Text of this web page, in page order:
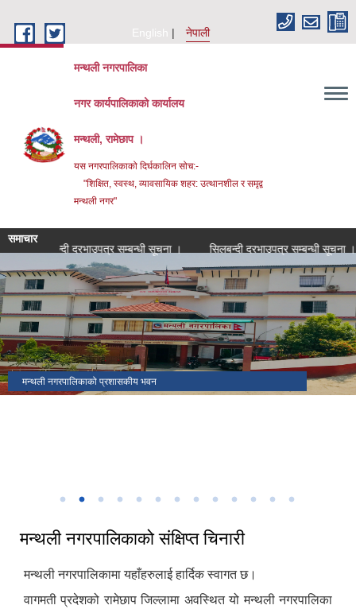
English
नेपाली
मन्थली नगरपालिका
नगर कार्यपालिकाको कार्यालय
मन्थली, रामेछाप ।
यस नगरपालिकाको दिर्घकालिन सोच:-
"शिक्षित, स्वस्थ, व्यावसायिक शहर: उत्थानशील र समृद्व
मन्थली नगर"
समाचार
सिलबन्दी दरभाउपत्र सम्बन्धी सूचना ।
सिलबन्दी दरभाउपत्र सम्बन्धी सूचना ।
निकृष्ट बालश्रममुक्त, बालविवाहमुक्त, अनिवार्य तथा निःशुल्क शिक्षा सुनिश्चितता र
मन्थली नगरपालिकाको प्रशासकीय भवन
मन्थली नगरपालिका वडा नं २ मा अवस्थित निलकण्ठेश्वर मन्दिर
ढिकुरीदेवी मन्दिर भटौली
थानापती महादेव मन्दिर मनपा ५ सुनारपानी
थानापती महादेव मन्दिर पुरानागाँउ मनपा ९
मन्थली नगरपालिका वडा नं ८ मा अवस्थित चिसापानीगढी
मकैको खेती पुस्तकका लेखक(साहित्यिक सहिद) सुब्बा कृष्णलाल अधिकारीको
जन्मस्थान
हर्रेचिण्डे फुलासी
नगरपालिका कार्यालयबाट तामाकोशी नदी
मन्थली नगरपालिकाको संक्षिप्त चिनारी
मन्थली नगरपालिकामा यहाँहरुलाई हार्दिक स्वागत छ।
वागमती प्रदेशको रामेछाप जिल्लामा अवस्थित यो मन्थली नगरपालिका